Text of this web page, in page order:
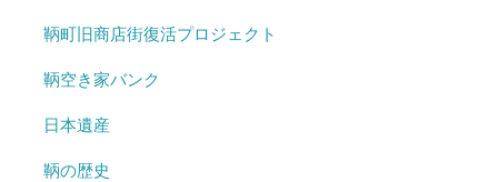
鞆町旧商店街復活プロジェクト
鞆空き家バンク
日本遺産
鞆の歴史